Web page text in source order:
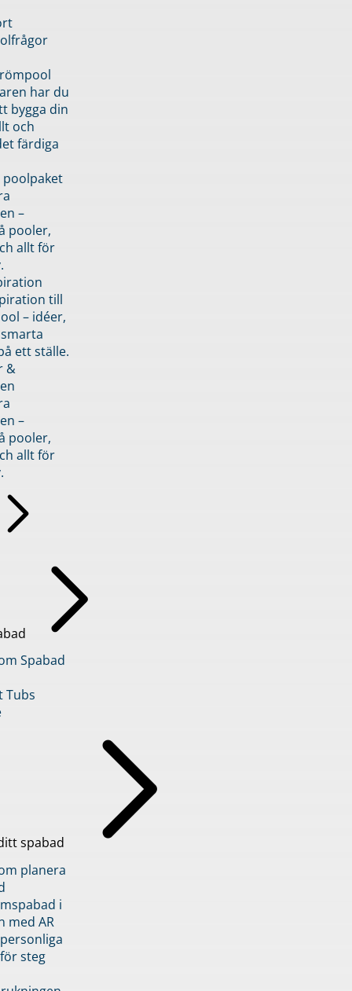
har du
bygga din
och
färdiga
–
pooler,
allt för
till
– idéer,
ett ställe.
&
–
pooler,
allt för
Spabad
Tubs
spabad
planera
i
med AR
steg